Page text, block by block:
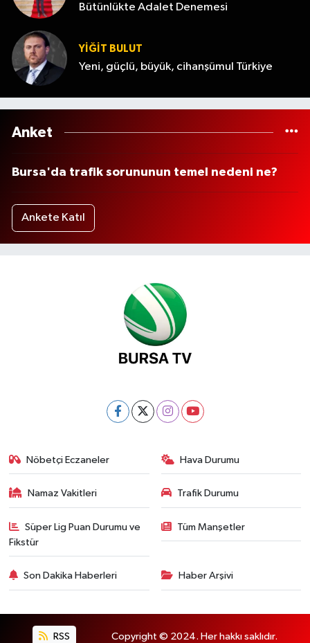
Bütünlükte Adalet Denemesi
YİĞİT BULUT
Yeni, güçlü, büyük, cihanşümul Türkiye
Anket
Bursa'da trafik sorununun temel nedeni ne?
Ankete Katıl
Nöbetçi Eczaneler Hava Durumu
Namaz Vakitleri Trafik Durumu
Süper Lig Puan Durumu ve
Fikstür
Tüm Manşetler
Son Dakika Haberleri Haber Arşivi
RSS Copyright © 2024. Her hakkı saklıdır.